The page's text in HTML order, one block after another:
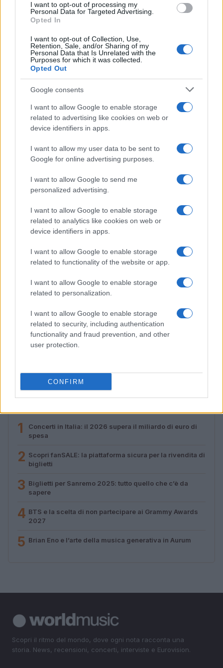
I want to opt-out of processing my
Personal Data for Targeted Advertising.
Opted In
I want to opt-out of Collection, Use,
Retention, Sale, and/or Sharing of my
Personal Data that Is Unrelated with the
Purposes for which it was collected.
Opted Out
Google consents
I want to allow Google to enable storage
related to advertising like cookies on web or
device identifiers in apps.
I want to allow my user data to be sent to
Google for online advertising purposes.
I want to allow Google to send me
personalized advertising.
I want to allow Google to enable storage
related to analytics like cookies on web or
device identifiers in apps.
I want to allow Google to enable storage
related to functionality of the website or app.
I want to allow Google to enable storage
related to personalization.
I want to allow Google to enable storage
related to security, including authentication
functionality and fraud prevention, and other
user protection.
CONFIRM
NEWS
Valle d’Aosta: polemiche tra sindacato e istituzioni per
Edoardo Marchesi · 5 Ago 2026
Streaming vs vinile: differenze tra mastering,
dinamica e ritualità
1
Concerti in Italia: il 2026 supera il miliardo di euro di
spesa
2 Scopri fanSALE: la piattaforma sicura per la rivendita di
biglietti
3 Biglietti per Sanremo 2025: tutto quello che c’è da
sapere
4 BTS e la scelta di non partecipare ai Grammy Awards
2027
5 Brian Eno e l’arte della musica generativa in Aurum
Scopri il ritmo del mondo, dove ogni nota racconta una
storia. News, recensioni, concerti, interviste e Eurovision.